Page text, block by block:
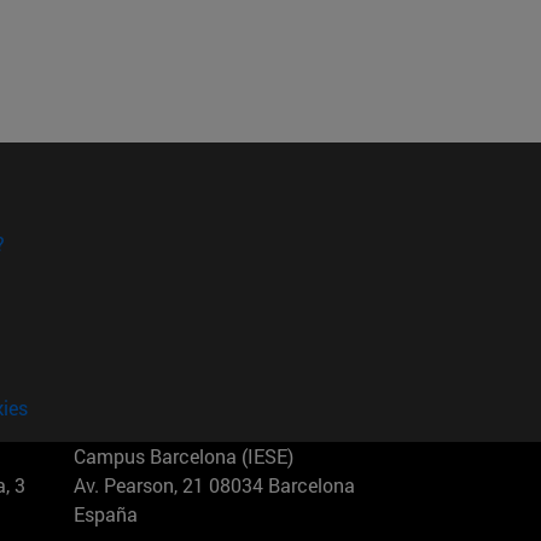
3
Campus Barcelona (IESE)
Av. Pearson, 21 08034 Barcelona
España